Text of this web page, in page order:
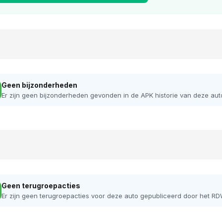
Geen bijzonderheden
Er zijn geen bijzonderheden gevonden in de APK historie van deze
Geen terugroepacties
Er zijn geen terugroepacties voor deze auto gepubliceerd door het